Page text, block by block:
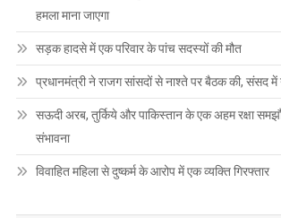
हमला माना जाएगा
सड़क हादसे में एक परिवार के पांच सदस्यों की मौत
प्रधानमंत्री ने राजग सांसदों से नाश्ते पर बैठक की, संसद में
सऊदी अरब, तुर्किये और पाकिस्तान के एक अहम रक्षा
संभावना
विवाहित महिला से दुष्कर्म के आरोप में एक व्यक्ति गिरफ्तार